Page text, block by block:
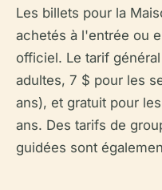
Les billets pour la
achetés à l'entrée ou
officiel. Le tarif
adultes, 7 $ pour les
ans), et gratuit pour
ans. Des tarifs de
guidées sont